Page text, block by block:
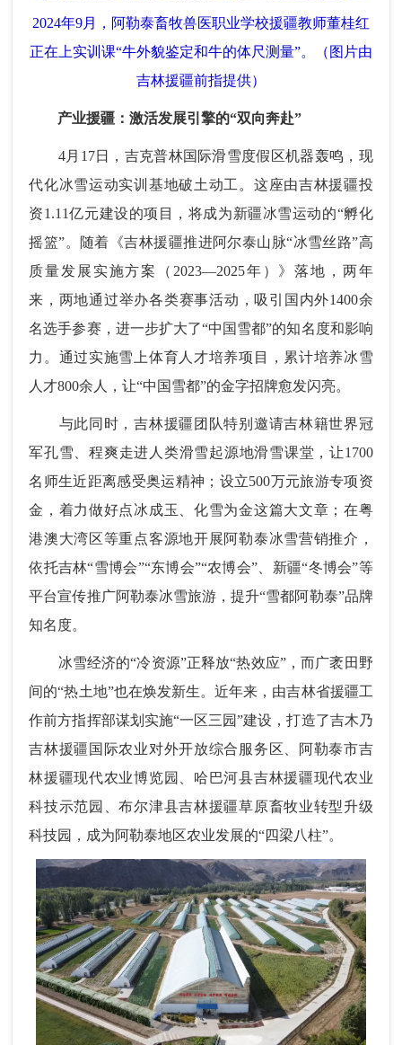
2024年9月，阿勒泰畜牧兽医职业学校援疆教师董桂红
正在上实训课“牛外貌鉴定和牛的体尺测量”。（图片由
吉林援疆前指提供）
产业援疆：激活发展引擎的“双向奔赴”
4月17日，吉克普林国际滑雪度假区机器轰鸣，现
代化冰雪运动实训基地破土动工。这座由吉林援疆投
资1.11亿元建设的项目，将成为新疆冰雪运动的“孵化
摇篮”。随着《吉林援疆推进阿尔泰山脉“冰雪丝路”高
质量发展实施方案（2023—2025年）》落地，两年
来，两地通过举办各类赛事活动，吸引国内外1400余
名选手参赛，进一步扩大了“中国雪都”的知名度和影响
力。通过实施雪上体育人才培养项目，累计培养冰雪
人才800余人，让“中国雪都”的金字招牌愈发闪亮。
与此同时，吉林援疆团队特别邀请吉林籍世界冠
军孔雪、程爽走进人类滑雪起源地滑雪课堂，让1700
名师生近距离感受奥运精神；设立500万元旅游专项资
金，着力做好点冰成玉、化雪为金这篇大文章；在粤
港澳大湾区等重点客源地开展阿勒泰冰雪营销推介，
依托吉林“雪博会”“东博会”“农博会”、新疆“冬博会”等
平台宣传推广阿勒泰冰雪旅游，提升“雪都阿勒泰”品牌
知名度。
冰雪经济的“冷资源”正释放“热效应”，而广袤田野
间的“热土地”也在焕发新生。近年来，由吉林省援疆工
作前方指挥部谋划实施“一区三园”建设，打造了吉木乃
吉林援疆国际农业对外开放综合服务区、阿勒泰市吉
林援疆现代农业博览园、哈巴河县吉林援疆现代农业
科技示范园、布尔津县吉林援疆草原畜牧业转型升级
科技园，成为阿勒泰地区农业发展的“四梁八柱”。